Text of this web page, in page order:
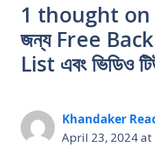
1 thought on
জন্য Free
List এবং ভিডিও
Khandaker
April 23, 2024 at